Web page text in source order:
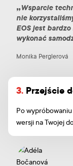
Wsparcie
nie
EOS jest
wykonać
Monika Perglerová
3. Przejście
Po
wersji na Twojej